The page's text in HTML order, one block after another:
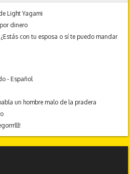
Light Yagami
dinero
con tu esposa o sí te puedo mandar
- Español
un hombre malo de la pradera